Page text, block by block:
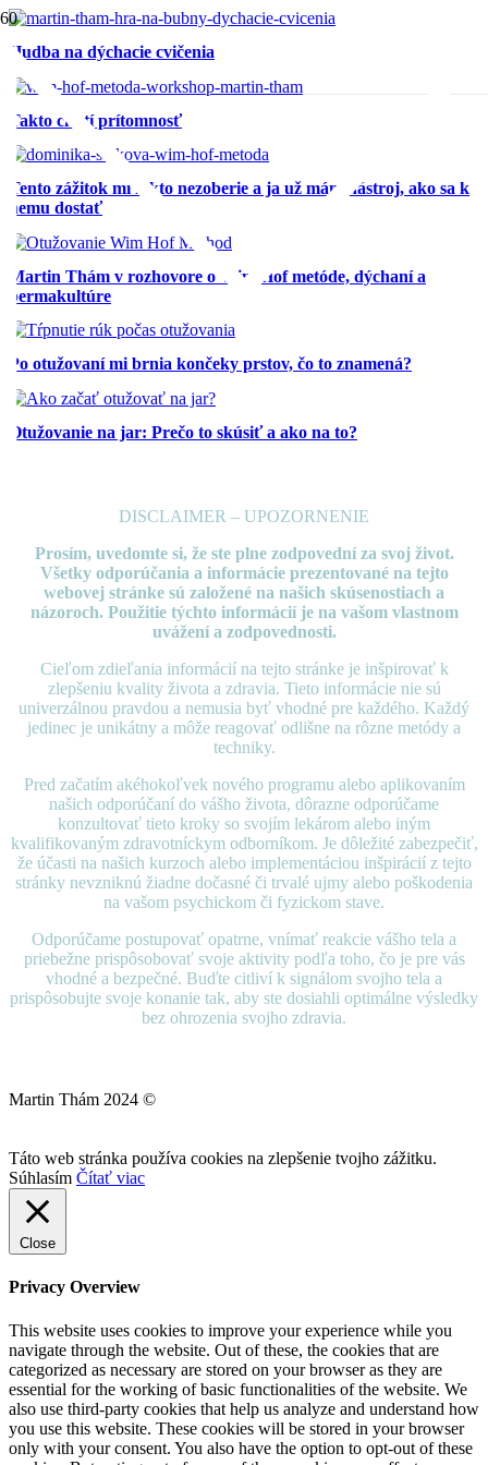
Hudba na dýchacie cvičenia
Takto chutí prítomnosť
Tento zážitok mi nikto nezoberie a ja už mám nástroj, ako sa k
nemu dostať
Martin Thám v rozhovore o Wim Hof metóde, dýchaní a
permakultúre
Po otužovaní mi brnia končeky prstov, čo to znamená?
Otužovanie na jar: Prečo to skúsiť a ako na to?
DISCLAIMER – UPOZORNENIE
Prosím, uvedomte si, že ste plne zodpovední za svoj život.
Všetky odporúčania a informácie prezentované na tejto
webovej stránke sú založené na našich skúsenostiach a
názoroch. Použitie týchto informácií je na vašom vlastnom
uvážení a zodpovednosti.
Cieľom zdieľania informácií na tejto stránke je inšpirovať k
zlepšeniu kvality života a zdravia. Tieto informácie nie sú
univerzálnou pravdou a nemusia byť vhodné pre každého. Každý
jedinec je unikátny a môže reagovať odlišne na rôzne metódy a
techniky.
Pred začatím akéhokoľvek nového programu alebo aplikovaním
našich odporúčaní do vášho života, dôrazne odporúčame
konzultovať tieto kroky so svojím lekárom alebo iným
kvalifikovaným zdravotníckym odborníkom. Je dôležité zabezpečiť,
že účasti na našich kurzoch alebo implementáciou inšpirácií z tejto
stránky nevzniknú žiadne dočasné či trvalé ujmy alebo poškodenia
na vašom psychickom či fyzickom stave.
Odporúčame postupovať opatrne, vnímať reakcie vášho tela a
priebežne prispôsobovať svoje aktivity podľa toho, čo je pre vás
vhodné a bezpečné. Buďte citliví k signálom svojho tela a
prispôsobujte svoje konanie tak, aby ste dosiahli optimálne výsledky
bez ohrozenia svojho zdravia.
Martin Thám 2024 ©
Táto web stránka používa cookies na zlepšenie tvojho zážitku.
Súhlasím Čítať viac
Close
Privacy Overview
This website uses cookies to improve your experience while you
navigate through the website. Out of these, the cookies that are
categorized as necessary are stored on your browser as they are
essential for the working of basic functionalities of the website. We
also use third-party cookies that help us analyze and understand how
you use this website. These cookies will be stored in your browser
only with your consent. You also have the option to opt-out of these